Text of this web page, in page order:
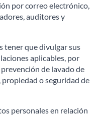
por correo electrónico,
auditores y
tener que divulgar sus
aplicables, por
de lavado de
o seguridad de
personales en relación